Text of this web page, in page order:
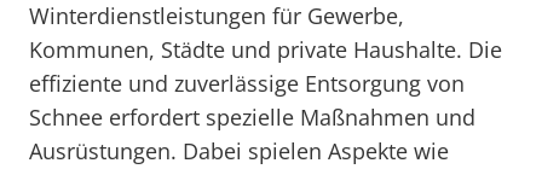
Winterdienstleistungen für Gewerbe,
Kommunen, Städte und private Haushalte. Die
effiziente und zuverlässige Entsorgung von
Schnee erfordert spezielle Maßnahmen und
Ausrüstungen. Dabei spielen Aspekte wie